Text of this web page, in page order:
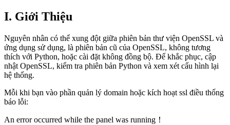
I. Giới Thiệu
Nguyên nhân có thể xung đột giữa phiên bản thư viện OpenSSL và
ứng dụng sử dụng, là phiên bản cũ của OpenSSL, không tương
thích với Python, hoặc cài đặt không đồng bộ. Để khắc phục, cập
nhật OpenSSL, kiểm tra phiên bản Python và xem xét cấu hình lại
hệ thống.
Mỗi khi bạn vào phần quản lý domain hoặc kích hoạt ssl điều thống
báo lỗi:
An error occurred while the panel was running！